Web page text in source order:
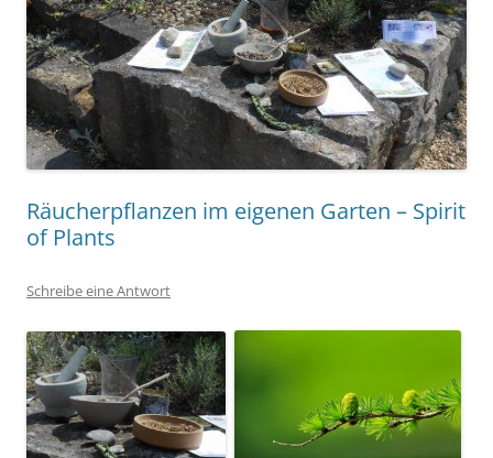
Räucherpflanzen im eigenen Garten – Spirit
of Plants
Schreibe eine Antwort